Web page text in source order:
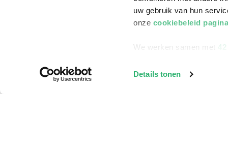
uw gebruik van hun
onze cookiebeleid pagina
We werken samen met
Details tonen